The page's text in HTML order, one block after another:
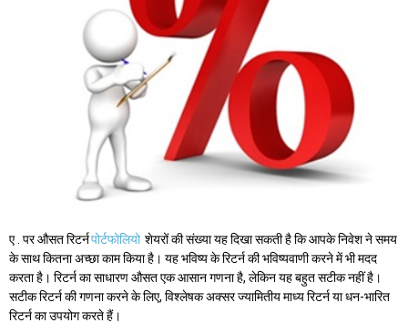
ए . पर औसत रिटर्नपोर्टफोलियो शेयरों की संख्या यह दिखा सकती है कि आपके निवेश ने समय
के साथ कितना अच्छा काम किया है। यह भविष्य के रिटर्न की भविष्यवाणी करने में भी मदद
करता है। रिटर्न का साधारण औसत एक आसान गणना है, लेकिन यह बहुत सटीक नहीं है।
सटीक रिटर्न की गणना करने के लिए, विश्लेषक अक्सर ज्यामितीय माध्य रिटर्न या धन-भारित
रिटर्न का उपयोग करते हैं।